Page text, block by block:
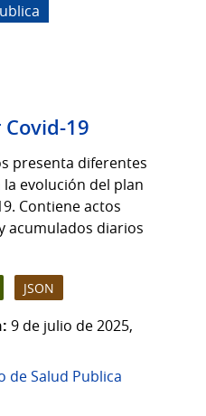
19
presenta diferentes
evolución del plan
Contiene actos
acumulados diarios
JSON
9 de julio de 2025,
de Salud Publica